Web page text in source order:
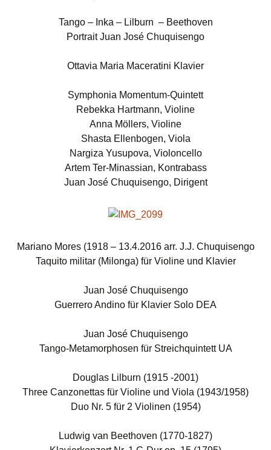
Tango – Inka – Lilburn – Beethoven
Portrait Juan José Chuquisengo
Ottavia Maria Maceratini Klavier
Symphonia Momentum-Quintett
Rebekka Hartmann, Violine
Anna Möllers, Violine
Shasta Ellenbogen, Viola
Nargiza Yusupova, Violoncello
Artem Ter-Minassian, Kontrabass
Juan José Chuquisengo, Dirigent
Mariano Mores (1918 – 13.4.2016 arr. J.J. Chuquisengo
Taquito militar (Milonga) für Violine und Klavier
Juan José Chuquisengo
Guerrero Andino für Klavier Solo DEA
Juan José Chuquisengo
Tango-Metamorphosen für Streichquintett UA
Douglas Lilburn (1915 -2001)
Three Canzonettas für Violine und Viola (1943/1958)
Duo Nr. 5 für 2 Violinen (1954)
Ludwig van Beethoven (1770-1827)